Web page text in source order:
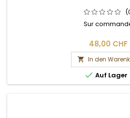
Sur
48,00 CHF
 In den
 Auf Lager